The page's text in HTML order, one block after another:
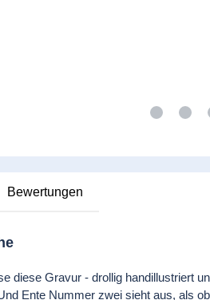
Bewertungen
diese Gravur - drollig handillustriert
Ente Nummer zwei sieht aus, als